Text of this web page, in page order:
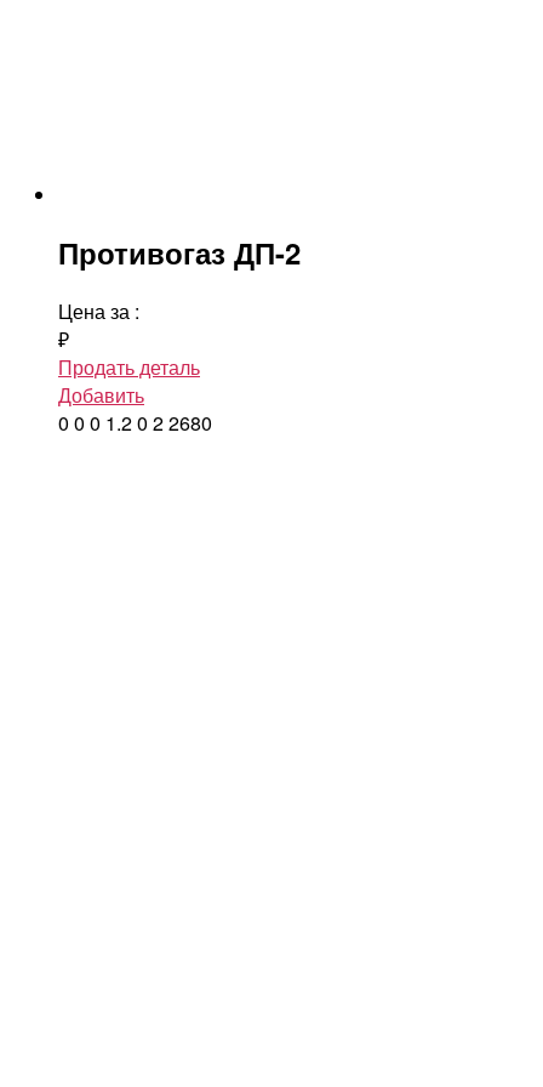
Противогаз ДП-2
Цена за :
₽
Продать деталь
Добавить
0 0 0 1.20 22680